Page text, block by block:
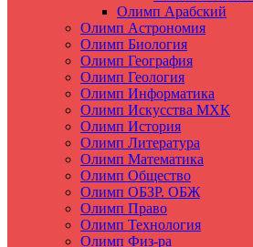
Олимп Арабский
Олимп Астрономия
Олимп Биология
Олимп География
Олимп Геология
Олимп Информатика
Олимп Искусства МХК
Олимп История
Олимп Литература
Олимп Математика
Олимп Общество
Олимп ОБЗР. ОБЖ
Олимп Право
Олимп Технология
Олимп Физ-ра